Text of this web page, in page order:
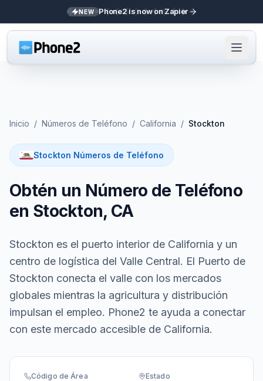
NEW Phone2 is now on Zapier
Inicio / Números de Teléfono / California / Stockton
Stockton Números de Teléfono
Obtén un Número de Teléfono
en Stockton, CA
Stockton es el puerto interior de California y un
centro de logística del Valle Central. El Puerto de
Stockton conecta el valle con los mercados
globales mientras la agricultura y distribución
impulsan el empleo. Phone2 te ayuda a conectar
con este mercado accesible de California.
Código de Área Estado